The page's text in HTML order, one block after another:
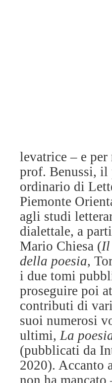
levatrice – e per
prof. Benussi, il
ordinario di
Piemonte
agli studi
dialettale, a
Mario Chiesa (Il
della poesia,
i due tomi
proseguire poi
contributi di
suoi numerosi
ultimi,La
(pubblicati da
2020). Accanto
non ha